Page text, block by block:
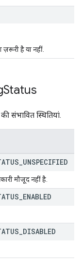
है या नहीं.
Status
संभावित स्थितियां.
UNSPECIFIED
मौजूद नहीं है.
ENABLED
DISABLED